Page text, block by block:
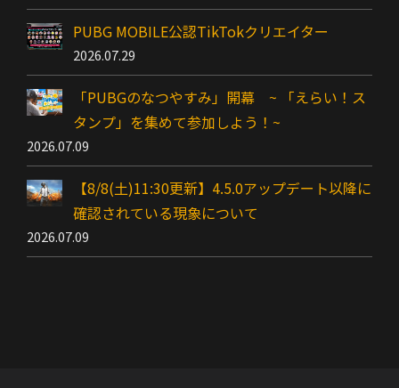
PUBG MOBILE公認TikTokクリエイター
2026.07.29
「PUBGのなつやすみ」開幕 ~ 「えらい！ス
タンプ」を集めて参加しよう！~
2026.07.09
【8/8(土)11:30更新】4.5.0アップデート以降に
確認されている現象について
2026.07.09